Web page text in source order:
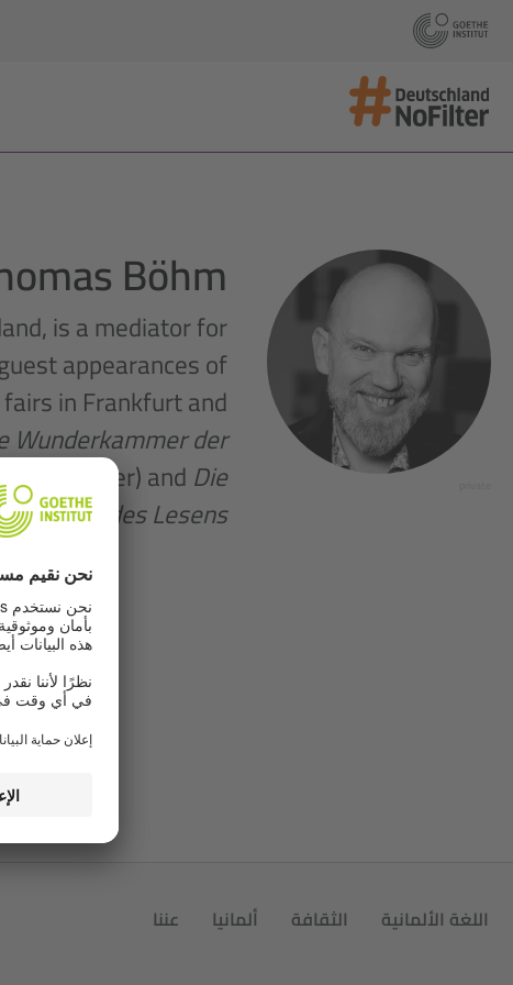
Böhm
is a mediator for
appearances of
in Frankfurt and
Wunderkammer der
Pfeiffer) andDie
des Lesens
اللغة الألمانية الثقافة ألمانيا عننا